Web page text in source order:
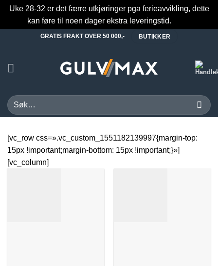
Uke 28-32 er det færre utkjøringer pga ferieavvikling, dette
kan føre til noen dager ekstra leveringstid.
GRATIS FRAKT OVER 50 000,- BUTIKKER
Søk
etter:
[vc_row css=».vc_custom_1551182139997{margin-top:
15px !important;margin-bottom: 15px !important;}»]
[vc_column]